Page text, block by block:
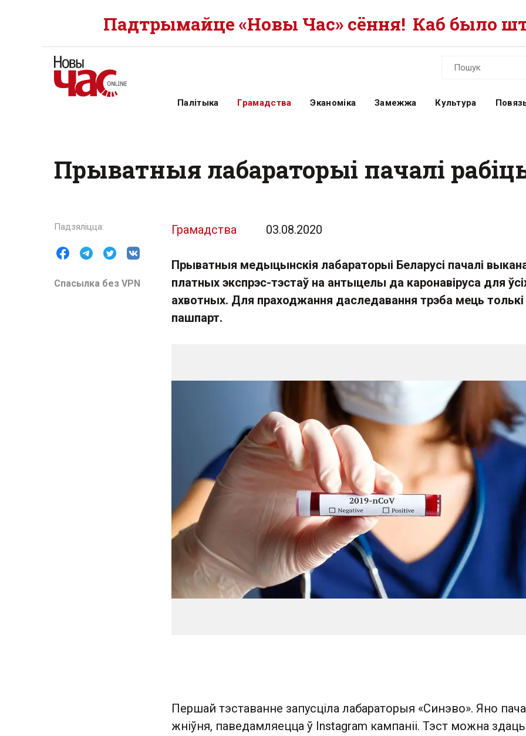
Падтрымайце «Новы Час» сёння! Каб было
Палітыка Грамадства Эканоміка Замежжа Культура
Прыватныя лабараторыі пачалі
Спасылка без VPN
Грамадства 03.08.2020
Прыватныя медыцынскія лабараторыі Беларусі пачалі
платных экспрэс-тэстаў на антыцелы да каронавіруса для
ахвотных. Для праходжання даследавання трэба мець толькі
пашпарт.
Першай тэставанне запусціла лабараторыя «Синэво». Яно
жніўня, паведамляецца ў Instagram кампаніі. Тэст можна